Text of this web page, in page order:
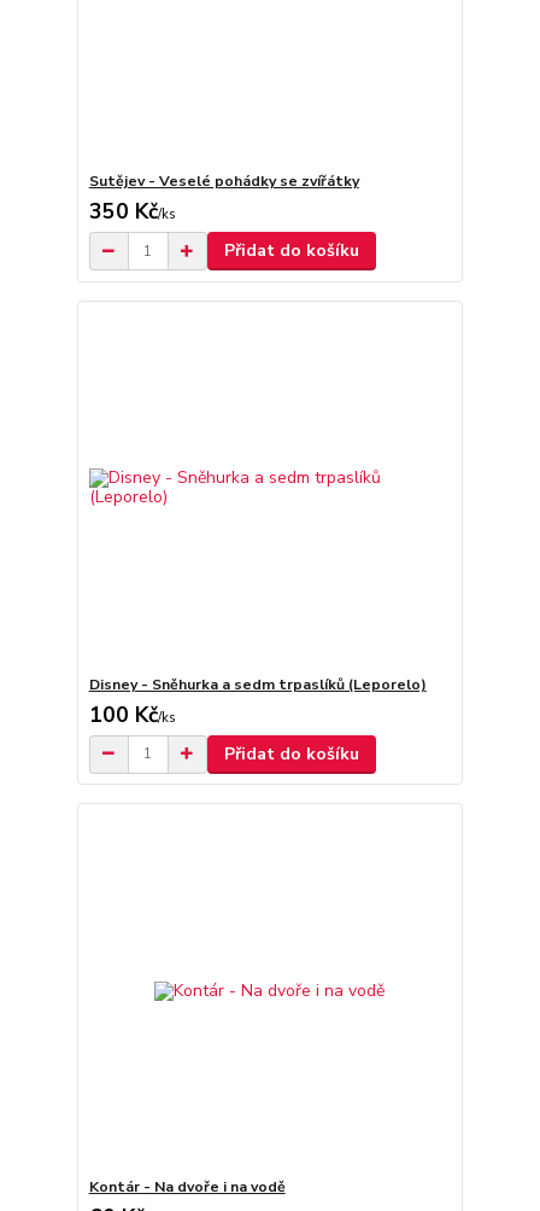
Sutějev - Veselé pohádky se zvířátky
350 Kč/ks
Přidat do košíku
Disney - Sněhurka a sedm trpaslíků (Leporelo)
100 Kč/ks
Přidat do košíku
Kontár - Na dvoře i na vodě